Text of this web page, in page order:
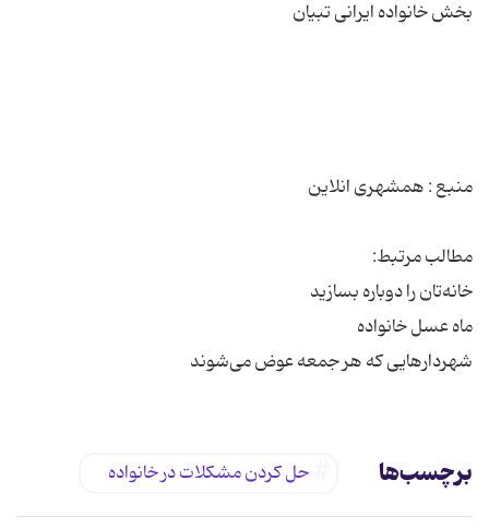
شهردارهایی که هر جمعه عوض می‌شوند
برچسب‌ها حل کردن مشکلات در خانواده